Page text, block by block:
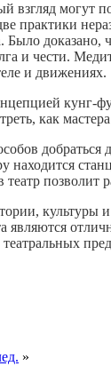
взгляд могут
практики
Было
и чести.
и движениях.
кунг-
как
добраться
находится
позволит
культуры
являются
»